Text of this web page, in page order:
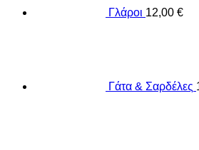
Γλάροι 12,00 €
Γάτα & Σαρδέλες